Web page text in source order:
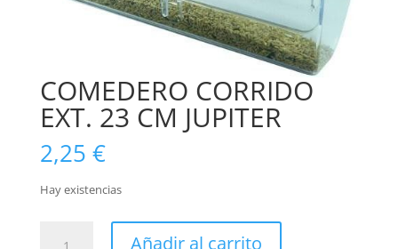
COMEDERO CORRIDO
EXT. 23 CM JUPITER
2,25 €
Hay existencias
Añadir al carrito